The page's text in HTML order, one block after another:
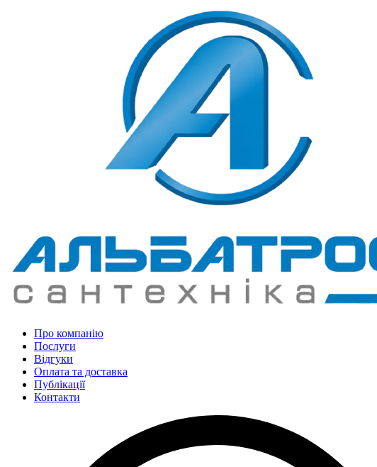
Про компанію
Послуги
Відгуки
Оплата та доставка
Публікації
Контакти